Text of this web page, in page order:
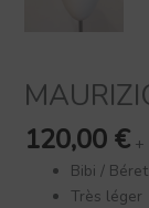
120,00 € +
Bibi / Béret
Très léger